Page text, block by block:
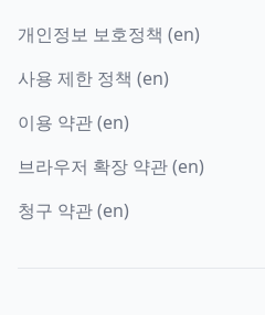
개인정보 보호정책 (en)
사용 제한 정책 (en)
이용 약관 (en)
브라우저 확장 약관 (en)
청구 약관 (en)